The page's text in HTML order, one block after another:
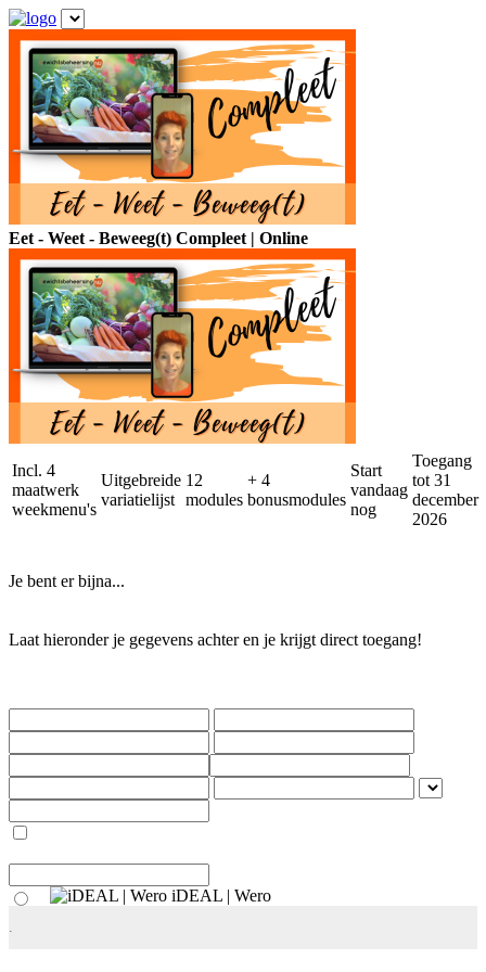
Eet - Weet - Beweeg(t) Compleet | Online
Incl. 4
maatwerk
weekmenu's
Uitgebreide
variatielijst
12
modules
+ 4
bonusmodules
Start
vandaag
nog
Toegang
tot 31
december
2026
Je bent er bijna...
Laat hieronder je gegevens achter en je krijgt direct toegang!
iDEAL | Wero
.